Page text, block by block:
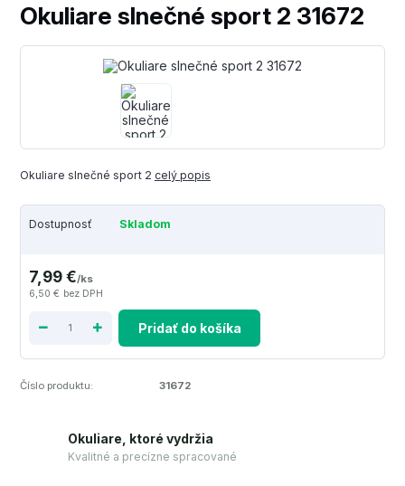
Okuliare slnečné sport 2 31672
Okuliare slnečné sport 2 celý popis
Dostupnosť Skladom
7,99 €/ks
6,50 € bez DPH
Pridať do košíka
Číslo produktu: 31672
Okuliare, ktoré vydržia
Kvalitné a precízne spracované